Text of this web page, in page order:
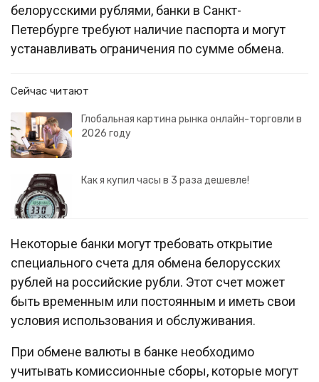
белорусскими рублями, банки в Санкт-
Петербурге требуют наличие паспорта и могут
устанавливать ограничения по сумме обмена.
Сейчас читают
Глобальная картина рынка онлайн-торговли в
2026 году
Как я купил часы в 3 раза дешевле!
Некоторые банки могут требовать открытие
специального счета для обмена белорусских
рублей на российские рубли. Этот счет может
быть временным или постоянным и иметь свои
условия использования и обслуживания.
При обмене валюты в банке необходимо
учитывать комиссионные сборы, которые могут